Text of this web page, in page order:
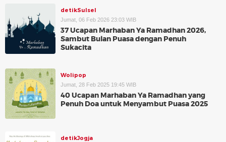
detikSulsel
Jumat, 06 Feb 2026 23:03 WIB
37 Ucapan Marhaban Ya Ramadhan 2026,
Sambut Bulan Puasa dengan Penuh
Sukacita
Wolipop
Jumat, 28 Feb 2025 19:45 WIB
40 Ucapan Marhaban Ya Ramadhan yang
Penuh Doa untuk Menyambut Puasa 2025
detikJogja